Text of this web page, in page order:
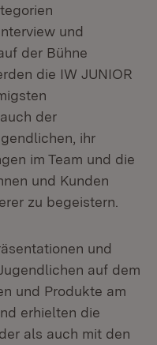
und
der Bühne
die IW JUNIOR
der
ihr
im Team und die
und Kunden
zu begeistern.
und
auf dem
und Produkte am
erhielten die
als auch mit den